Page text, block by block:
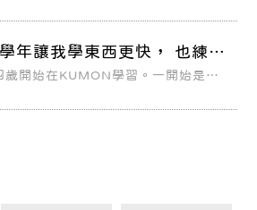
年讓我學東西更快， 也練就
難的強心臟
歲開始在KUMON學習。一開始是哥
，因此媽媽也讓我在KUMON學習。